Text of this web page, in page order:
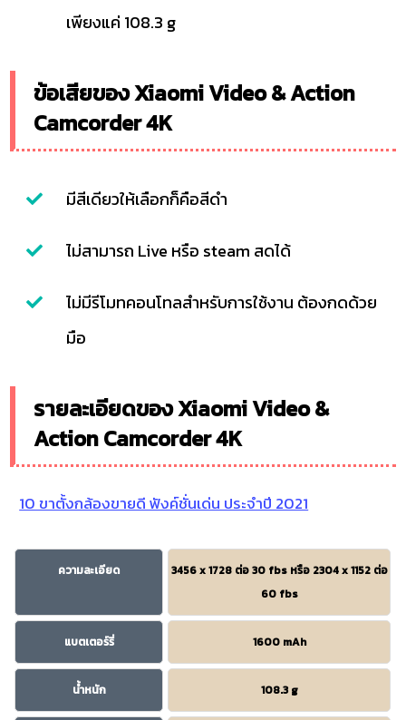
เพียงแค่ 108.3 g
ข้อเสียของ Xiaomi Video & Action
Camcorder 4K
มีสีเดียวให้เลือกก็คือสีดำ
ไม่สามารถ Live หรือ steam สดได้
ไม่มีรีโมทคอนโทลสำหรับการใช้งาน ต้องกดด้วย
มือ
รายละเอียดของ Xiaomi Video &
Action Camcorder 4K
10 ขาตั้งกล้องขายดี ฟังค์ชั่นเด่น ประจำปี 2021
ความละเอียด
3456 x 1728 ต่อ 30 fbs หรือ 2304 x 1152 ต่อ
60 fbs
แบตเตอร์รี่ 1600 mAh
น้ำหนัก 108.3 g